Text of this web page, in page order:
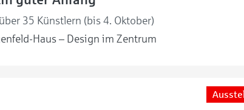
35 Künstlern (bis 4. Oktober)
Haus – Design im Zentrum